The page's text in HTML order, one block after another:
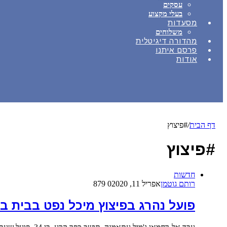
עסקים
בעלי מקצוע
מסעדות
משלוחים
מהדורה דיגיטלית
פרסם איתנו
אודות
דף הבית/#פיצוץ
#פיצוץ
חדשות
רותם גוטמןאפריל 11, 2020 0
פועל נהרג בפיצוץ מיכל נפט בבית